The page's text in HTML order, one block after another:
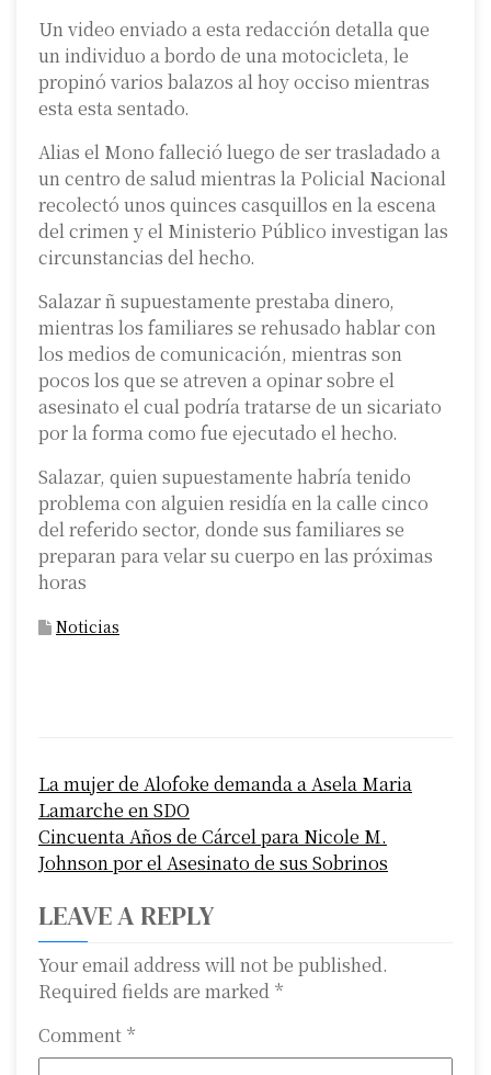
Un video enviado a esta redacción detalla que
un individuo a bordo de una motocicleta, le
propinó varios balazos al hoy occiso mientras
esta esta sentado.
Alias el Mono falleció luego de ser trasladado a
un centro de salud mientras la Policial Nacional
recolectó unos quinces casquillos en la escena
del crimen y el Ministerio Público investigan las
circunstancias del hecho.
Salazar ñ supuestamente prestaba dinero,
mientras los familiares se rehusado hablar con
los medios de comunicación, mientras son
pocos los que se atreven a opinar sobre el
asesinato el cual podría tratarse de un sicariato
por la forma como fue ejecutado el hecho.
Salazar, quien supuestamente habría tenido
problema con alguien residía en la calle cinco
del referido sector, donde sus familiares se
preparan para velar su cuerpo en las próximas
horas
Noticias
o
s
t
n
a
v
i
La mujer de Alofoke demanda a Asela Maria
Lamarche en SDO
Cincuenta Años de Cárcel para Nicole M.
Johnson por el Asesinato de sus Sobrinos
LEAVE A REPLY
Your email address will not be published.
Required fields are marked *
Comment *